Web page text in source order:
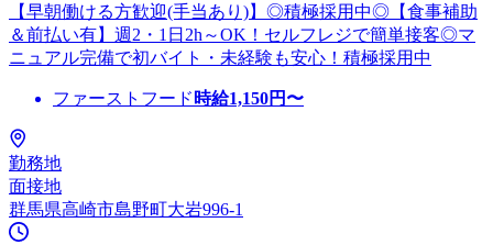
【早朝働ける方歓迎(手当あり)】◎積極採用中◎【食事補助
＆前払い有】週2・1日2h～OK！セルフレジで簡単接客◎マ
ニュアル完備で初バイト・未経験も安心！積極採用中
ファーストフード 時給1,150円〜
勤務地
面接地
群馬県高崎市島野町大岩996-1